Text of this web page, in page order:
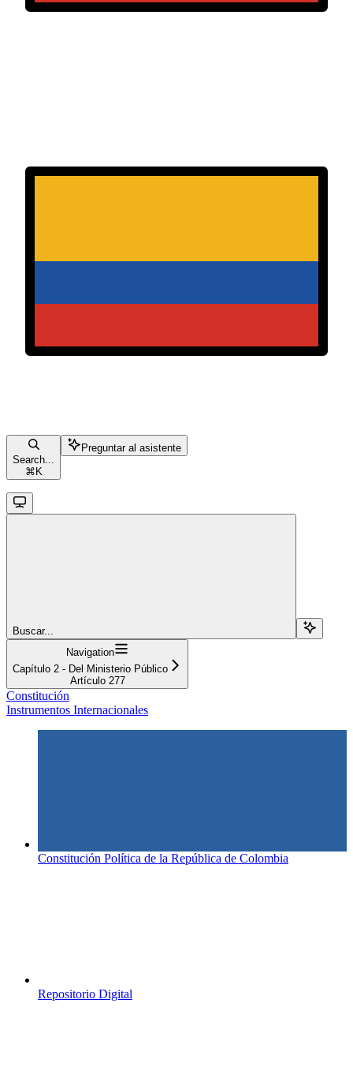
Search...
⌘ K
Preguntar al asistente
Buscar...
Navigation
Capítulo 2 - Del Ministerio Público
Artículo 277
Constitución
Instrumentos Internacionales
Constitución Política de la República de Colombia
Repositorio Digital